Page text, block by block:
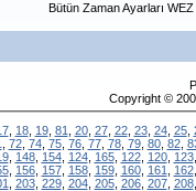
Bütün Zaman Ayarları
Copyright ©
, 18, 19, 81 20, 27, 22, 23, 24, 25,
72, 74, 75, 76, 77, 78, 79, 80, 82,
, 148, 154, 124, 165, 122, 120, 123
, 156, 157, 158, 159, 160, 161 162
203, 229, 204, 205, 206, 207, 208